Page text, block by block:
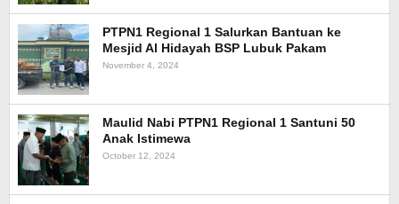
PTPN1 Regional 1 Salurkan Bantuan ke
Mesjid Al Hidayah BSP Lubuk Pakam
November 4, 2024
Maulid Nabi PTPN1 Regional 1 Santuni 50
Anak Istimewa
October 12, 2024